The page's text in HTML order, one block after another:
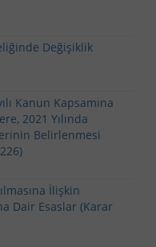
Değişiklik
Kanun Kapsamına
2021 Yılında
Belirlenmesi
İlişkin
Dair Esaslar (Karar